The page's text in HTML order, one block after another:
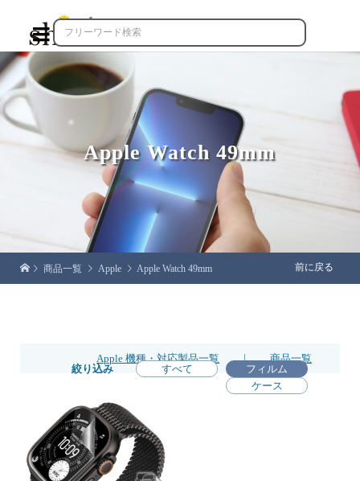

Apple Watch 49mm
商品一覧 Apple Apple Watch 49mm 前に戻る
Apple 機種・対応製品一覧 |
商品一覧
絞り込み
すべて
フィルム
ケース